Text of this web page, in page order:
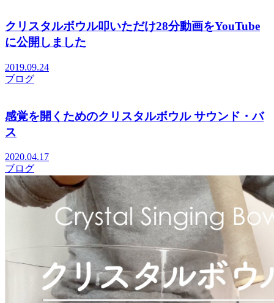
クリスタルボウル叩いただけ28分動画をYouTube
に公開しました
2019.09.24
ブログ
感覚を開くためのクリスタルボウル サウンド・バ
ス
2020.04.17
ブログ